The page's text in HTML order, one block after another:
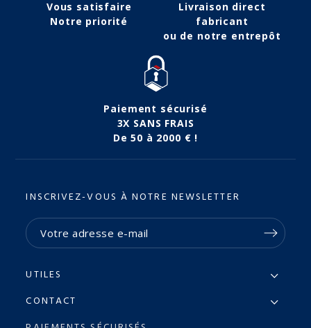
Vous satisfaire
Notre priorité
Livraison direct
fabricant
ou de notre entrepôt
Paiement sécurisé
3X SANS FRAIS
De 50 à 2000 € !
INSCRIVEZ-VOUS À NOTRE NEWSLETTER
UTILES
CONTACT